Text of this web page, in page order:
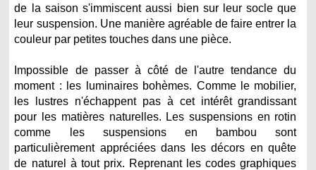
de la saison s'immiscent aussi bien sur leur socle que
leur suspension. Une manière agréable de faire entrer la
couleur par petites touches dans une pièce.
Impossible de passer à côté de l'autre tendance du
moment : les luminaires bohèmes. Comme le mobilier,
les lustres n'échappent pas à cet intérêt grandissant
pour les matières naturelles. Les suspensions en rotin
comme les suspensions en bambou sont
particulièrement appréciées dans les décors en quête
de naturel à tout prix. Reprenant les codes graphiques